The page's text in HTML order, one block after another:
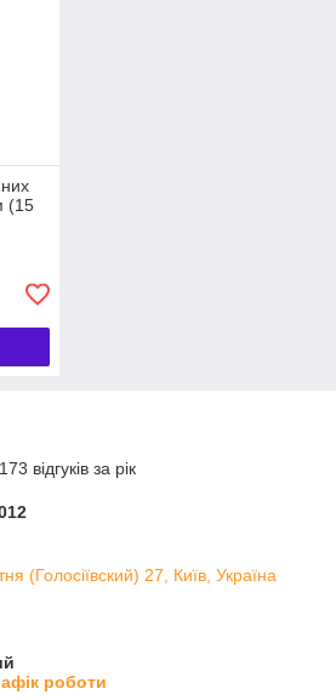
(15
відгуків за рік
(Голосіївский) 27, Київ, Україна
роботи